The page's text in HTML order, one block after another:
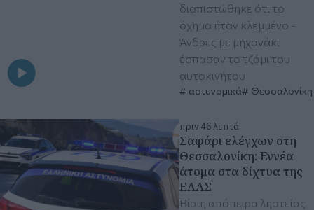
διαπιστώθηκε ότι το
όχημα ήταν κλεμμένο -
Άνδρες με μηχανάκι
έσπασαν το τζάμι του
αυτοκινήτου
αστυνομικά Θεσσαλονίκη
πριν 46 λεπτά
Σαφάρι ελέγχων στη
Θεσσαλονίκη: Εννέα
άτομα στα δίχτυα της
ΕΛΑΣ
Βίαιη απόπειρα ληστείας